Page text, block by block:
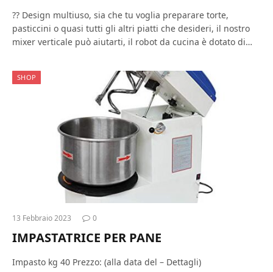
?? Design multiuso, sia che tu voglia preparare torte,
pasticcini o quasi tutti gli altri piatti che desideri, il nostro
mixer verticale può aiutarti, il robot da cucina è dotato di…
SHOP
13 Febbraio 2023 0
IMPASTATRICE PER PANE
Impasto kg 40 Prezzo: (alla data del – Dettagli)